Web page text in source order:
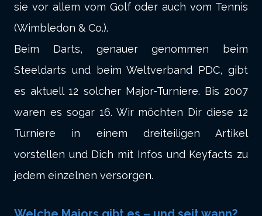
sie vor allem vom Golf oder auch vom Tennis
(Wimbledon & Co.).
Beim Darts, genauer genommen beim
Steeldarts und beim Weltverband PDC, gibt
es aktuell 12 solcher Major-Turniere. Bis 2007
waren es sogar 16. Wir möchten Dir diese 12
Turniere in einem dreiteiligen Artikel
vorstellen und Dich mit Infos und Keyfacts zu
jedem einzelnen versorgen.